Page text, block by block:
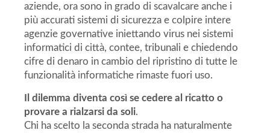
aziende, ora sono in grado di scavalcare anche i
più accurati sistemi di sicurezza e colpire intere
agenzie governative iniettando virus nei sistemi
informatici di città, contee, tribunali e chiedendo
cifre di denaro in cambio del ripristino di tutte le
funzionalità informatiche rimaste fuori uso.
Il dilemma diventa così se cedere al ricatto o
provare a rialzarsi da soli.
Chi ha scelto la seconda strada ha naturalmente